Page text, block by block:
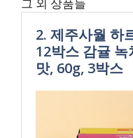
2. 제주사월 하
12박스 감귤
맛, 60g, 3박스